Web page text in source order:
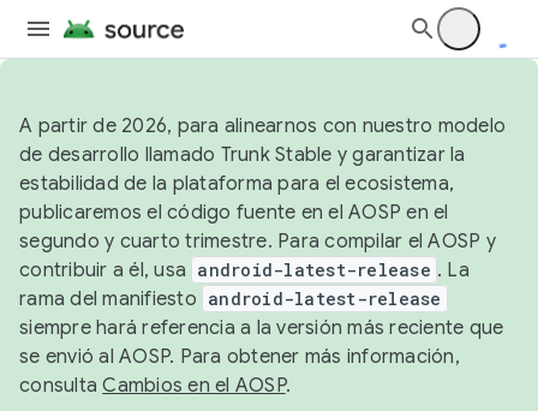
A partir de 2026, para alinearnos con nuestro modelo
de desarrollo llamado Trunk Stable y garantizar la
estabilidad de la plataforma para el ecosistema,
publicaremos el código fuente en el AOSP en el
segundo y cuarto trimestre. Para compilar el AOSP y
contribuir a él, usa android-latest-release . La
rama del manifiesto android-latest-release
siempre hará referencia a la versión más reciente que
se envió al AOSP. Para obtener más información,
consultaCambios en el AOSP.